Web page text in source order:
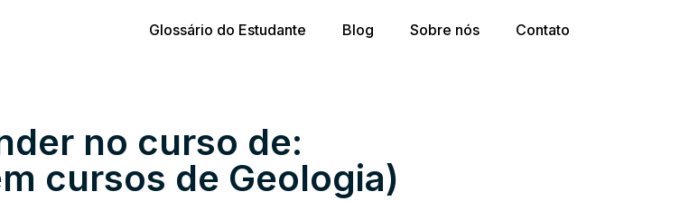
Glossário do Estudante Blog Sobre nós Contato
no curso de:
cursos de Geologia)